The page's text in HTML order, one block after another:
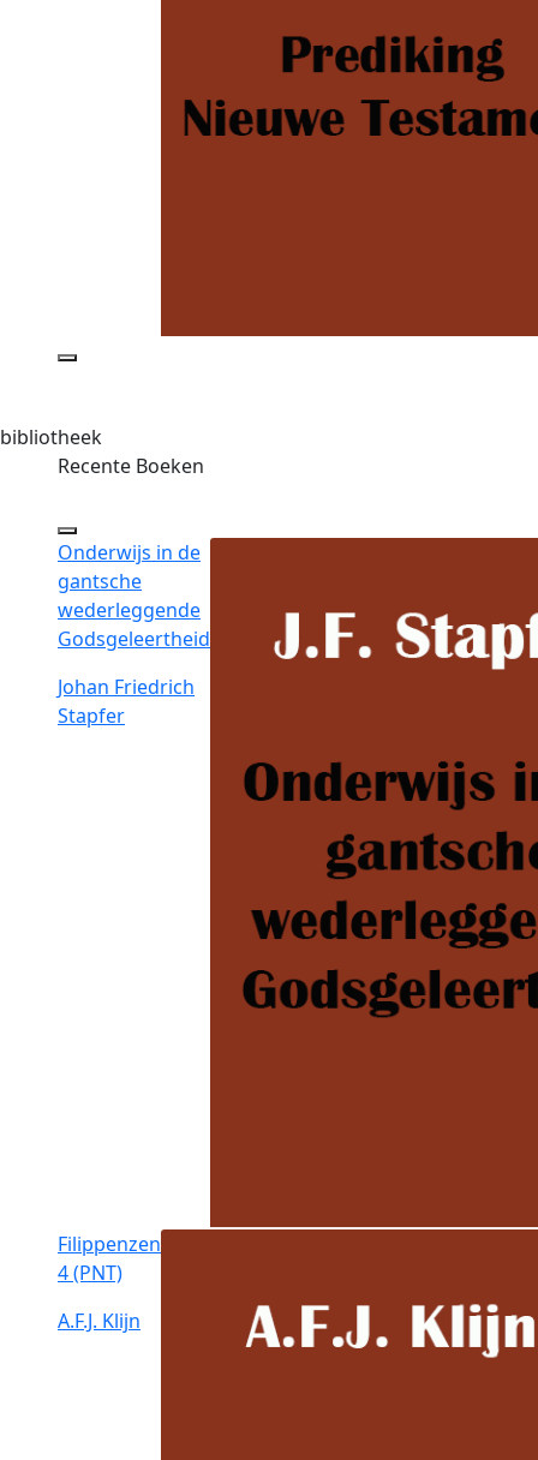
bibliotheek
Recente Boeken
Onderwijs in de
gantsche
wederleggende
Godsgeleertheid
Johan Friedrich
Stapfer
Filippenzen
4 (PNT)
A.F.J. Klijn